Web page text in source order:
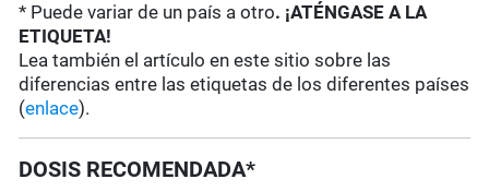
* Puede variar de un país a otro. ¡ATÉNGASE A LA
ETIQUETA!
Lea también el artículo en este sitio sobre las
diferencias entre las etiquetas de los diferentes países
(enlace).
DOSIS RECOMENDADA*